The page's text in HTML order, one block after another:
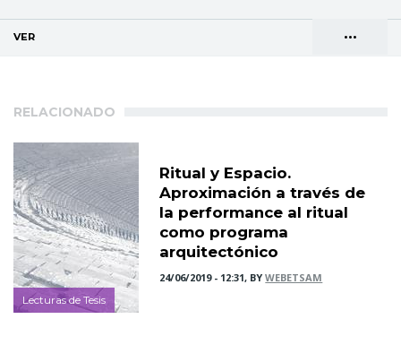
•••
VER
RELACIONADO
Lecturas de Tesis
Ritual y Espacio.
Aproximación a través de
la performance al ritual
como programa
arquitectónico
24/06/2019 - 12:31, BYWEBETSAM